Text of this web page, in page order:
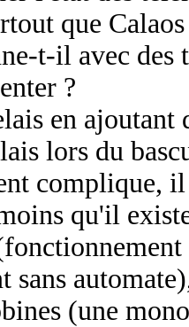
que
t-il avec des
?
en
lors du
complique,
qu'il
sans
(une